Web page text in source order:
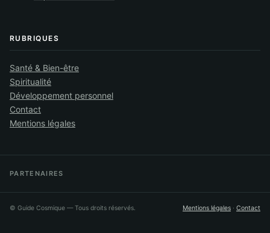
RUBRIQUES
Santé & Bien-être
Spiritualité
Développement personnel
Contact
Mentions légales
PARTENAIRES
© Guide Cosmique — Tous droits réservés. Mentions légales · Contact